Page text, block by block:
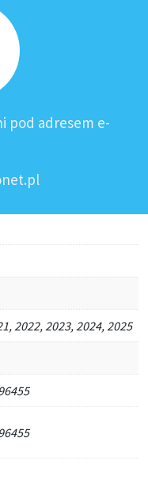
pod adresem e-
2022, 2023, 2024, 2025